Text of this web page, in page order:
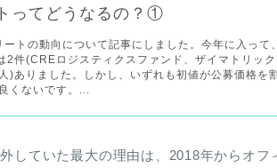
ってどうなるの？①
ートの動向について記事にしました。今年に入って
2件(CREロジスティクスファンド、ザイマトリッ
)ありました。しかし、いずれも初値が公募価格を
くないです。...
していた最大の理由は、2018年からオフ